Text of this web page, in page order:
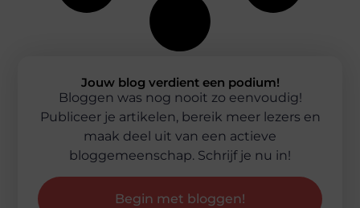
Jouw blog verdient een podium!
Bloggen was nog nooit zo eenvoudig!
Publiceer je artikelen, bereik meer lezers en
maak deel uit van een actieve
bloggemeenschap. Schrijf je nu in!
Begin met bloggen!